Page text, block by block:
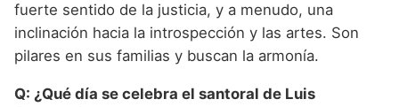
fuerte sentido de la justicia, y a menudo, una
inclinación hacia la introspección y las artes. Son
pilares en sus familias y buscan la armonía.
Q: ¿Qué día se celebra el santoral de Luis